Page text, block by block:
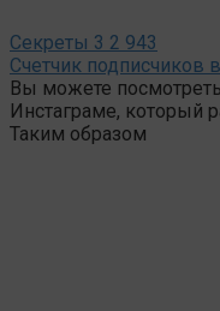
Секреты 3 2 943
Счетчик подписчиков
Вы можете
Инстаграме, который
Таким образом